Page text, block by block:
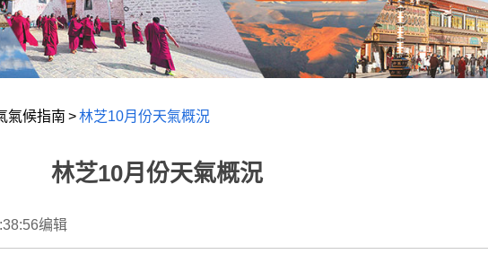
氣候指南 >林芝10月份天氣概況
林芝10月份天氣概況
编辑